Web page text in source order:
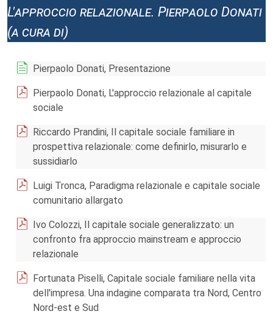
L'approccio relazionale. Pierpaolo Donati
(a cura di)
Pierpaolo Donati, Presentazione
Pierpaolo Donati, L'approccio relazionale al capitale
sociale
Riccardo Prandini, Il capitale sociale familiare in
prospettiva relazionale: come definirlo, misurarlo e
sussidiarlo
Luigi Tronca, Paradigma relazionale e capitale sociale
comunitario allargato
Ivo Colozzi, Il capitale sociale generalizzato: un
confronto fra approccio mainstream e approccio
relazionale
Fortunata Piselli, Capitale sociale familiare nella vita
dell'impresa. Una indagine comparata tra Nord, Centro
Nord-est e Sud